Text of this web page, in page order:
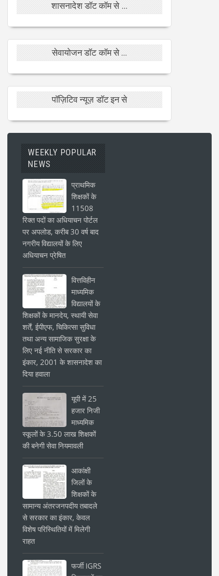
शासनादेश डॉट कॉम से ...
सेवायोजन डॉट कॉम से ...
पॉज़िटिव न्यूज़ डॉट इन से
WEEKLY POPULAR
NEWS
प्राथमिक
शिक्षकों के
11508
रिक्त पदों का अधियाचन पोर्टल
पर अपलोड, करीब 30 वर्ष बाद
नगरीय विद्यालयों के लिए
अधियाचन प्रेषित
वित्तविहीन
माध्यमिक
विद्यालयों के
शिक्षकों के मानदेय, स्थायी सेवा
शर्तें, ईपीएफ, चिकित्सा सुविधा
तथा अन्य सामाजिक सुरक्षा के
लिए नई नीति से सरकार का
इंकार, 2001 के शासनादेश का
दिया हवाला
यूपी में 25
हजार निजी
माध्यमिक
स्कूलों के 3.50 लाख शिक्षकों
की बनेगी सेवा नियमावली
आकांक्षी
जिलों के
शिक्षकों के
सामान्य अंतरजनपदीय तबादले
से सरकार का इंकार, केवल
विशेष परिस्थितियों में मिलेगी
राहत
फर्जी IGRS